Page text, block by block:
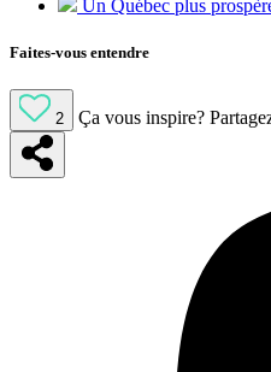
Un Québec plus
Faites-vous entendre
2 Ça vous inspire?